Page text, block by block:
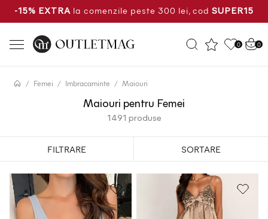
-15% EXTRA la comenzile peste 300 lei, cod SUPER15
0 0
Femei Imbracaminte Maiouri
Maiouri pentru Femei
1491 produse
FILTRARE SORTARE
Cele mai noi produse
Cel mai mic pret